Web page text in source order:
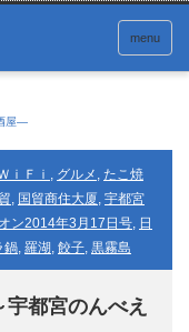
menu
屋―
ｉＦｉ , グルメ , たこ焼
, 国貿商住大厦, 宇都宮
ン2014年3月17日号, 日
鍋, 羅湖, 餃子, 黒霧島
都宮のんべえ